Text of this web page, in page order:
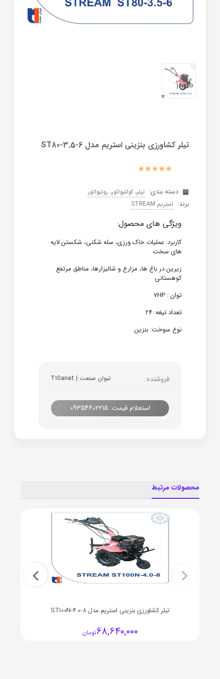
تیلر کشاورزی بنزینی استریم مدل ST80-3.5-6
دسته بندی: تیلر، کولتیواتور، روتیواتور
برند: استریم STREAM
ویژگی های محصول:
کاربرد: عملیات خاک ورزی، سله شکنی، شکستن لایه
های سخت
زیرین در باغ ها، مزارع و شالیزارها، مناطق مرتفع
کوهستانی
توان : 7HP
تعداد تیغه: 24
نوع سوخت: بنزین
فروشنده: تیوان صنعت | T1Sanat
استعلام قیمت: 09354602215
محصولات مرتبط
تیلر کشاورزی بنزینی استریم مدل ST100N-4.0-8
68,640,000تومان